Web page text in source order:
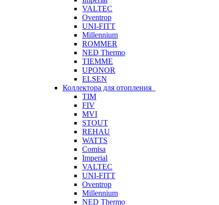
VALTEC
Oventrop
UNI-FITT
Millennium
ROMMER
NED Thermo
TIEMME
UPONOR
ELSEN
Коллектора для отопления
TIM
FIV
MVI
STOUT
REHAU
WATTS
Comisa
Imperial
VALTEC
UNI-FITT
Oventrop
Millennium
NED Thermo